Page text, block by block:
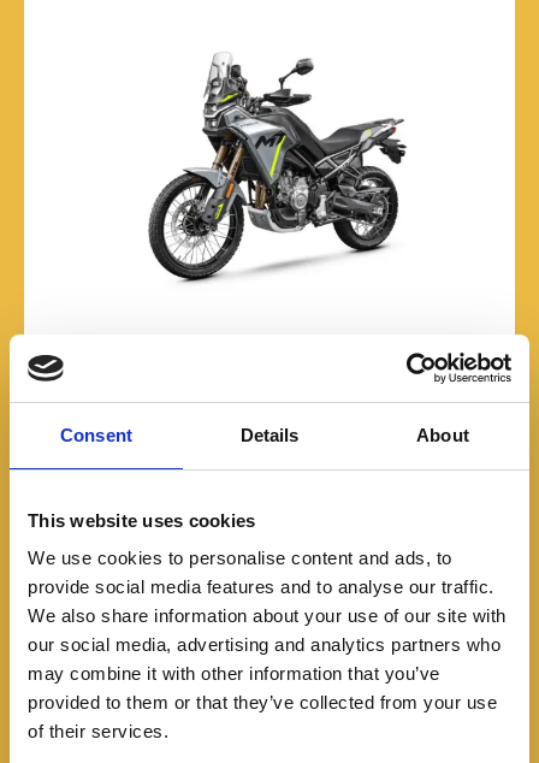
Consent Details About
This website uses cookies
We use cookies to personalise content and ads, to
provide social media features and to analyse our traffic.
We also share information about your use of our site with
our social media, advertising and analytics partners who
may combine it with other information that you’ve
provided to them or that they’ve collected from your use
of their services.
“Volver a Romaniacs representa un reto enorme,
tanto física como mentalmente. Es una carrera que
exige preparación absoluta y justamente eso es lo
que más me motiva. Poder regresar después del
La carrera deportiva de Daniel Fernández está
marcada por participaciones en algunos de los
eventos más prestigiosos y exigentes del
motociclismo mundial. Entre ellos destacan la Pikes
Peak International Hill Climb, donde fue el primer y